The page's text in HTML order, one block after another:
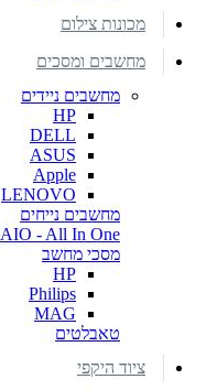
מכונות צילום
מחשבים ומסכים
מחשבים ניידים
HP
DELL
ASUS
Apple
LENOVO
מחשבים נייחים
AIO - All In One
מסכי מחשב
HP
Philips
MAG
טאבלטים
ציוד היקפי